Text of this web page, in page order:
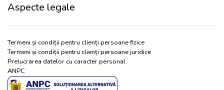
Aspecte legale
Termeni și condiții pentru clienți persoane fizice
Termeni și condiții pentru clienți persoane juridice
Prelucrarea datelor cu caracter personal
ANPC